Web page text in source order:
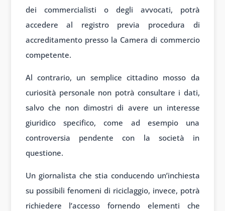
dei commercialisti o degli avvocati, potrà
accedere al registro previa procedura di
accreditamento presso la Camera di commercio
competente.
Al contrario, un semplice cittadino mosso da
curiosità personale non potrà consultare i dati,
salvo che non dimostri di avere un interesse
giuridico specifico, come ad esempio una
controversia pendente con la società in
questione.
Un giornalista che stia conducendo un’inchiesta
su possibili fenomeni di riciclaggio, invece, potrà
richiedere l’accesso fornendo elementi che